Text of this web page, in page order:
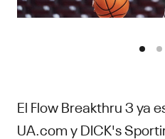
El Flow Breakthru 3 ya
UA.com y DICK's